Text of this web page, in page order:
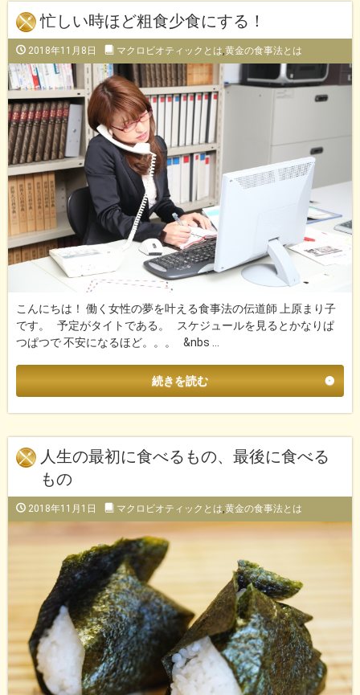
忙しい時ほど粗食少食にする！
2018年11月8日 マクロビオティックとは 黄金の食事法とは
こんにちは！ 働く女性の夢を叶える食事法の伝道師 上原まり子
です。 予定がタイトである。 スケジュールを見るとかなりぱ
つぱつで 不安になるほど。。。 &nbs …
続きを読む
人生の最初に食べるもの、最後に食べる
もの
2018年11月1日 マクロビオティックとは,黄金の食事法とは